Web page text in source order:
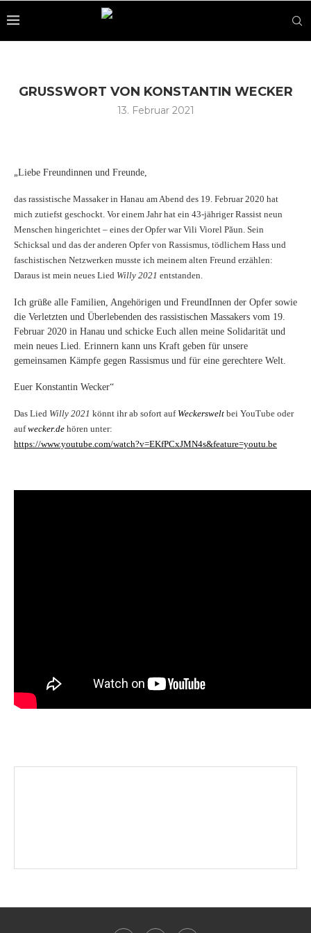
GRUSSWORT VON KONSTANTIN WECKER
13. Februar 2021
„Liebe Freundinnen und Freunde,
das rassistische Massaker in Hanau am Abend des 19. Februar 2020 hat
mich zutiefst geschockt. Vor einem Jahr hat ein 43-jähriger Rassist neun
Menschen hingerichtet – eines der Opfer war Vili Viorel Păun. Sein
Schicksal und das der anderen Opfer von Rassismus, tödlichem Hass und
faschistischen Netzwerken musste ich meinem alten Freund erzählen:
Daraus ist mein neues Lied Willy 2021 entstanden.
Ich grüße alle Familien, Angehörigen und FreundInnen der Opfer sowie
die Verletzten und Überlebenden des rassistischen Massakers vom 19.
Februar 2020 in Hanau und schicke Euch allen meine Solidarität und
mein neues Lied. Erinnern kann uns Kraft geben für unsere
gemeinsamen Kämpfe gegen Rassismus und für eine gerechtere Welt.
Euer Konstantin Wecker“
Das Lied Willy 2021 könnt ihr ab sofort auf Weckerswelt bei YouTube oder
aufwecker.de hören unter:
https://www.youtube.com/watch?v=EKfPCxJMN4s&feature=youtu.be